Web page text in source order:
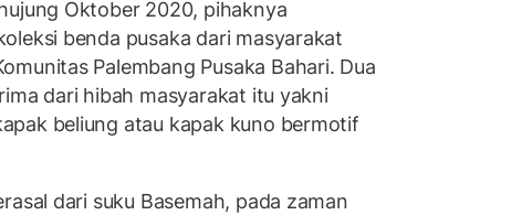
Oktober 2020, pihaknya
benda pusaka dari masyarakat
Palembang Pusaka Bahari. Dua
dari hibah masyarakat itu yakni
beliung atau kapak kuno bermotif
dari suku Basemah, pada zaman